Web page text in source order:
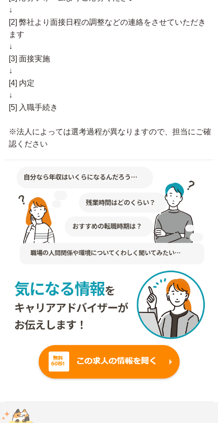
↓
[2] 弊社より面接日程の調整などの連絡をさせていただき
ます
↓
[3] 面接実施
↓
[4] 内定
↓
[5] 入職手続き
※法人によっては選考過程が異なりますので、担当にご確
認ください